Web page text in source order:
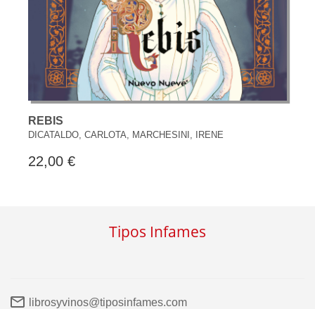
REBIS
DICATALDO, CARLOTA, MARCHESINI, IRENE
22,00 €
Tipos Infames
librosyvinos@tiposinfames.com